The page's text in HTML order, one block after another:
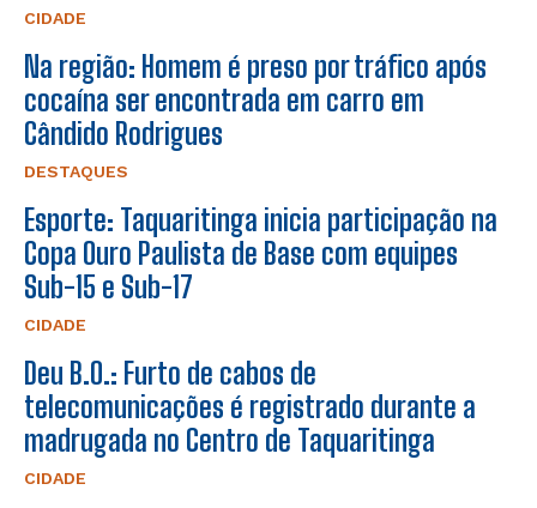
CIDADE
Na região: Homem é preso por tráfico após
cocaína ser encontrada em carro em
Cândido Rodrigues
DESTAQUES
Esporte: Taquaritinga inicia participação na
Copa Ouro Paulista de Base com equipes
Sub-15 e Sub-17
CIDADE
Deu B.O.: Furto de cabos de
telecomunicações é registrado durante a
madrugada no Centro de Taquaritinga
CIDADE